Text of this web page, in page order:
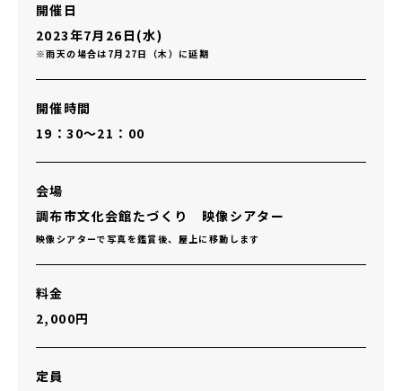
開催日
2023年7月26日(水)
※雨天の場合は7月27日（木）に延期
開催時間
19：30～21：00
会場
調布市文化会館たづくり 映像シアター
映像シアターで写真を鑑賞後、屋上に移動します
料金
2,000円
定員